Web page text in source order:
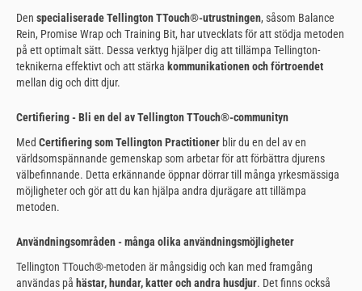
Den specialiserade Tellington TTouch®-utrustningen, såsom Balance
Rein, Promise Wrap och Training Bit, har utvecklats för att stödja metoden
på ett optimalt sätt. Dessa verktyg hjälper dig att tillämpa Tellington-
teknikerna effektivt och att stärka kommunikationen och förtroendet
mellan dig och ditt djur.
Certifiering - Bli en del av Tellington TTouch®-communityn
Med Certifiering som Tellington Practitioner blir du en del av en
världsomspännande gemenskap som arbetar för att förbättra djurens
välbefinnande. Detta erkännande öppnar dörrar till många yrkesmässiga
möjligheter och gör att du kan hjälpa andra djurägare att tillämpa
metoden.
Användningsområden - många olika användningsmöjligheter
Tellington TTouch®-metoden är mångsidig och kan med framgång
användas på hästar, hundar, katter och andra husdjur. Det finns också